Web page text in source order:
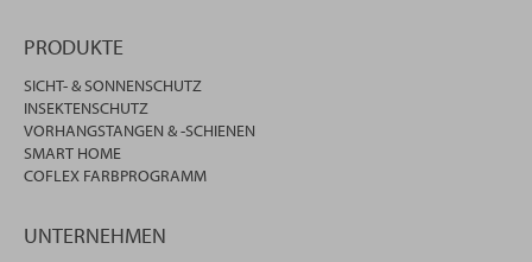
PRODUKTE
SICHT- & SONNENSCHUTZ
INSEKTENSCHUTZ
VORHANGSTANGEN & -SCHIENEN
SMART HOME
COFLEX FARBPROGRAMM
UNTERNEHMEN